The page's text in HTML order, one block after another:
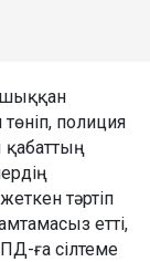
шыққан
полиция
қабаттың
тәртіп
етті,
ға сілтеме